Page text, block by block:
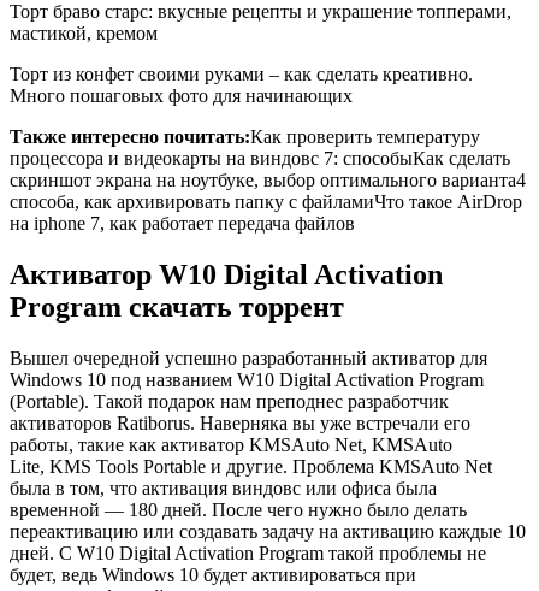
Торт браво старс: вкусные рецепты и украшение топперами,
мастикой, кремом
Торт из конфет своими руками – как сделать креативно.
Много пошаговых фото для начинающих
Также интересно почитать:Как проверить температуру
процессора и видеокарты на виндовс 7: способыКак сделать
скриншот экрана на ноутбуке, выбор оптимального варианта4
способа, как архивировать папку с файламиЧто такое AirDrop
на iphone 7, как работает передача файлов
Активатор W10 Digital Activation
Program скачать торрент
Вышел очередной успешно разработанный активатор для
Windows 10 под названием W10 Digital Activation Program
(Portable). Такой подарок нам преподнес разработчик
активаторов Ratiborus. Наверняка вы уже встречали его
работы, такие как активатор KMSAuto Net, KMSAuto
Lite, KMS Tools Portable и другие. Проблема KMSAuto Net
была в том, что активация виндовс или офиса была
временной — 180 дней. После чего нужно было делать
переактивацию или создавать задачу на активацию каждые 10
дней. С W10 Digital Activation Program такой проблемы не
будет, ведь Windows 10 будет активироваться при